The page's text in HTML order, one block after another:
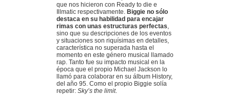
que nos hicieron con Ready to die e
Illmatic respectivamente. Biggie no sólo
destaca en su habilidad para encajar
rimas con unas estructuras perfectas
sino que su descripciones de los eventos
y situaciones son riquísimas en detalles,
característica no superada hasta el
momento en este género musical llamado
rap. Tanto fue su impacto musical en la
época que el propio Michael Jackson lo
llamó para colaborar en su álbum History,
del año 95. Como el propio Biggie solía
repetir: Sky’s the limit.